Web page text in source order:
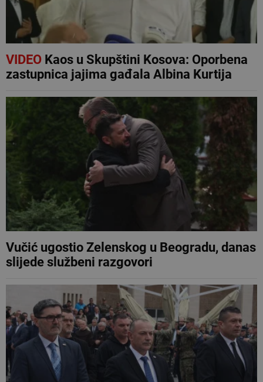
VIDEOKaos u Skupštini Kosova: Oporbena
zastupnica jajima gađala Albina Kurtija
Vučić ugostio Zelenskog u Beogradu, danas
slijede službeni razgovori